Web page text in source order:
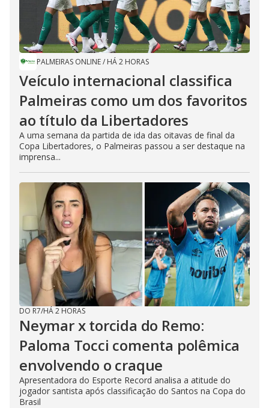
PALMEIRAS ONLINE/ HÁ 2 HORAS
Veículo internacional classifica
Palmeiras como um dos favoritos
ao título da Libertadores
A uma semana da partida de ida das oitavas de final da
Copa Libertadores, o Palmeiras passou a ser destaque na
imprensa...
DO R7/HÁ 2 HORAS
Neymar x torcida do Remo:
Paloma Tocci comenta polêmica
envolvendo o craque
Apresentadora do Esporte Record analisa a atitude do
jogador santista após classificação do Santos na Copa do
Brasil